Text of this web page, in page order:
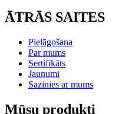
ĀTRĀS SAITES
Pielāgošana
Par mums
Sertifikāts
Jaunumi
Sazinies ar mums
Mūsu produkti